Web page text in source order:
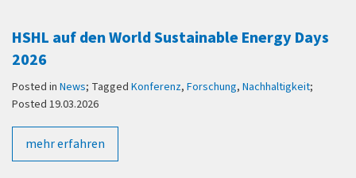
HSHL auf den World Sustainable Energy Days
2026
Posted in News; Tagged Konferenz, Forschung, Nachhaltigkeit;
Posted 19.03.2026
mehr erfahren